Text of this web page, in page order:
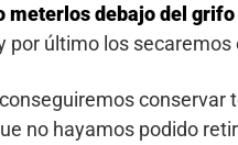
meterlos debajo del grifo
por último los secaremos
conservar
no hayamos podido